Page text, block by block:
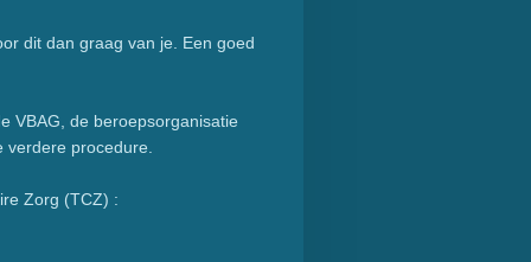
dit dan graag van je. Een goed
VBAG, de beroepsorganisatie
procedure.
Zorg (TCZ) :